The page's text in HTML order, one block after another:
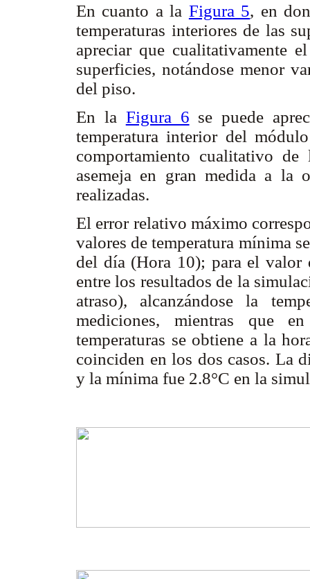
En cuanto a la Figura 5, en
temperaturas interiores de las
apreciar que cualitativamente
superficies, notándose menor
del piso.
En la Figura 6 se puede
temperatura interior del
comportamiento cualitativo
asemeja en gran medida a la
realizadas.
El error relativo máximo
valores de temperatura mínima
del día (Hora 10); para el valor
entre los resultados de la
atraso), alcanzándose la
mediciones, mientras que
temperaturas se obtiene a la
coinciden en los dos casos. La
y la mínima fue 2.8°C en la